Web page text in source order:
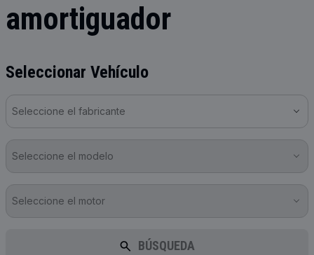
amortiguador
Seleccionar Vehículo
Seleccione el fabricante
Seleccione el modelo
Seleccione el motor
BÚSQUEDA